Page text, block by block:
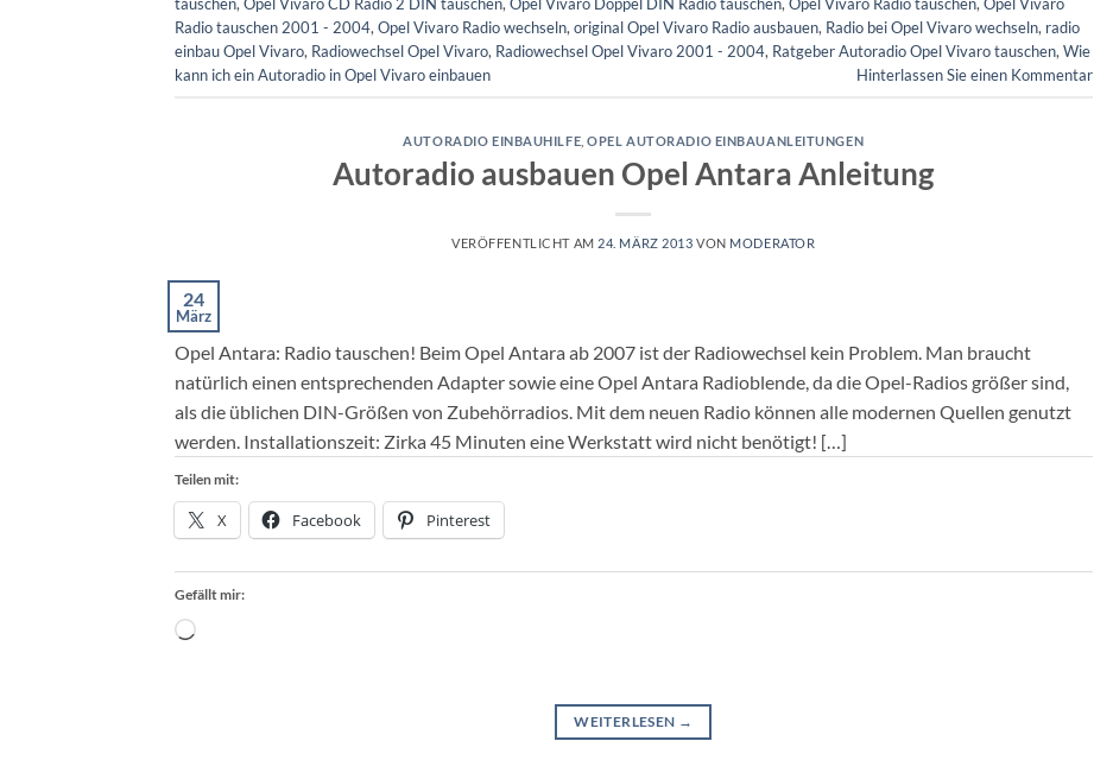
tauschen,Opel Vivaro CD Radio 2 DIN tauschen,Opel Vivaro Doppel DIN Radio tauschen,Opel Vivaro Radio tauschen,Opel Vivaro
Radio tauschen 2001 - 2004,Opel Vivaro Radio wechseln,original Opel Vivaro Radio ausbauen, Radio bei Opel Vivaro wechseln, radio
einbau Opel Vivaro, Radiowechsel Opel Vivaro, Radiowechsel Opel Vivaro 2001 - 2004, Ratgeber Autoradio Opel Vivaro tauschen,Wie
kann ich ein Autoradio in Opel Vivaro einbauen
Hinterlassen Sie einen Kommentar
AUTORADIO EINBAUHILFE ,OPEL AUTORADIO EINBAUANLEITUNGEN
Autoradio ausbauen Opel Antara Anleitung
VERÖFFENTLICHT AM 24. MÄRZ 2013 VON MODERATOR
24
März
Opel Antara: Radio tauschen! Beim Opel Antara ab 2007 ist der Radiowechsel kein Problem. Man braucht
natürlich einen entsprechenden Adapter sowie eine Opel Antara Radioblende, da die Opel-Radios größer sind,
als die üblichen DIN-Größen von Zubehörradios. Mit dem neuen Radio können alle modernen Quellen genutzt
werden. Installationszeit: Zirka 45 Minuten eine Werkstatt wird nicht benötigt! […]
Teilen mit:
X Facebook Pinterest
Gefällt mir:
Wird
WEITERLESEN →